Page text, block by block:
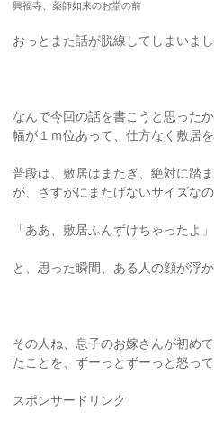
興福寺、薬師如来のお堂の前
おっとまた話が脱線してしまいまし
なんで今回の話を書こうと思った
幅が１ｍ位あって、仕方なく敷居
普段は、敷居はまたぎ、絶対に踏
が、さすがにまたげないサイズな
「ああ、敷居ふんずけちゃったよ」
と、思った瞬間、ある人の顔が浮か
その人ね、息子のお嫁さんが初め
たことを、ずーっとずーっと怒って
スポンサードリンク